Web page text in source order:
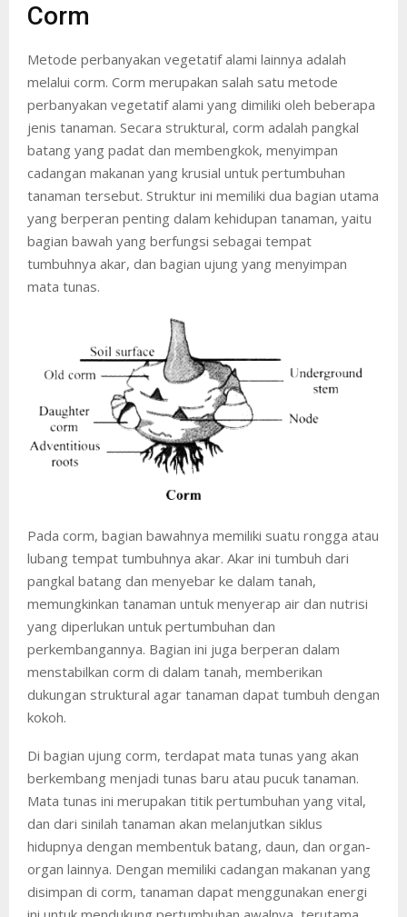
Corm
Metode perbanyakan vegetatif alami lainnya adalah
melalui corm. Corm merupakan salah satu metode
perbanyakan vegetatif alami yang dimiliki oleh beberapa
jenis tanaman. Secara struktural, corm adalah pangkal
batang yang padat dan membengkok, menyimpan
cadangan makanan yang krusial untuk pertumbuhan
tanaman tersebut. Struktur ini memiliki dua bagian utama
yang berperan penting dalam kehidupan tanaman, yaitu
bagian bawah yang berfungsi sebagai tempat
tumbuhnya akar, dan bagian ujung yang menyimpan
mata tunas.
Pada corm, bagian bawahnya memiliki suatu rongga atau
lubang tempat tumbuhnya akar. Akar ini tumbuh dari
pangkal batang dan menyebar ke dalam tanah,
memungkinkan tanaman untuk menyerap air dan nutrisi
yang diperlukan untuk pertumbuhan dan
perkembangannya. Bagian ini juga berperan dalam
menstabilkan corm di dalam tanah, memberikan
dukungan struktural agar tanaman dapat tumbuh dengan
kokoh.
Di bagian ujung corm, terdapat mata tunas yang akan
berkembang menjadi tunas baru atau pucuk tanaman.
Mata tunas ini merupakan titik pertumbuhan yang vital,
dan dari sinilah tanaman akan melanjutkan siklus
hidupnya dengan membentuk batang, daun, dan organ-
organ lainnya. Dengan memiliki cadangan makanan yang
disimpan di corm, tanaman dapat menggunakan energi